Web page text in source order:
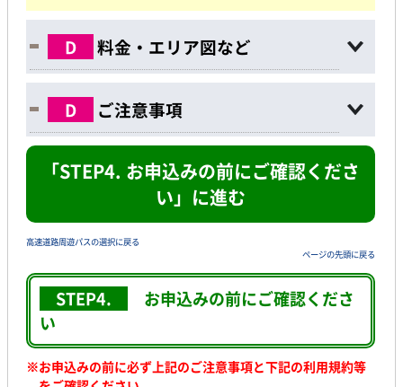
D 料金・エリア図など
D ご注意事項
「STEP4. お申込みの前にご確認くださ
い」に進む
高速道路周遊パスの選択に戻る
ページの先頭に戻る
STEP4. お申込みの前にご確認くださ
い
※お申込みの前に必ず上記のご注意事項と下記の利用規約等